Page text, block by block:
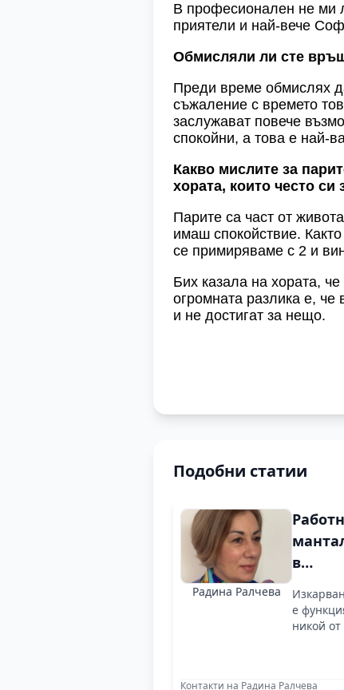
В професионален не ми
приятели и най-вече
Обмисляли ли сте
Преди време обмислях
съжаление с времето
заслужават повече
спокойни, а това е най-
Какво мислите за
хората, които често
Парите са част от
имаш спокойствие.
се примиряваме с 2 и
Бих казала на хората,
огромната разлика е,
и не достигат за нещо.
Подобни статии
Радина Ралчева
в
е
е
никой
Контакти на Радина Ралчева